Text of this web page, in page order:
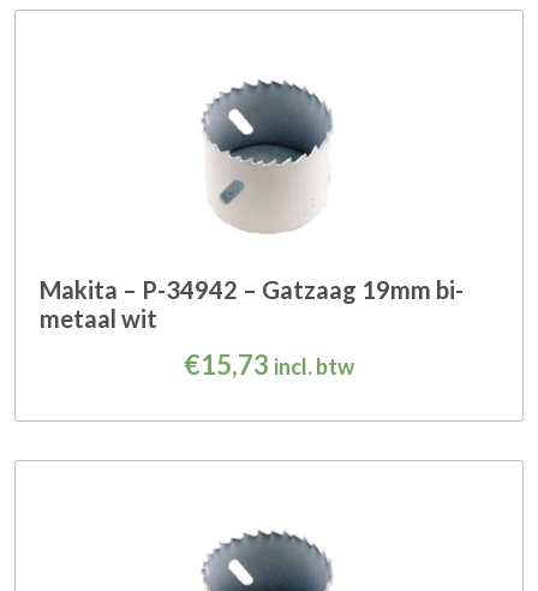
Makita – P-34942 – Gatzaag 19mm bi-
metaal wit
€15,73 incl. btw